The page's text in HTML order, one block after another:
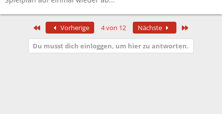
Erste Vorherige 4 von 12 Nächste
Du musst dich einloggen, um hier zu antworten.